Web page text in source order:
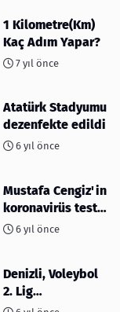
1 Kilometre(Km)
Kaç Adım Yapar?
7 yıl önce
Atatürk Stadyumu
dezenfekte edildi
6 yıl önce
Mustafa Cengiz'in
koronavirüs test
sonucu açıklandı
6 yıl önce
Denizli, Voleybol
2. Lig
müsabakalarına